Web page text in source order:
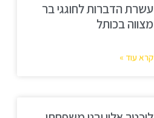
עשרת הדברות לחוגגי בר
מצווה בכותל
קרא עוד »